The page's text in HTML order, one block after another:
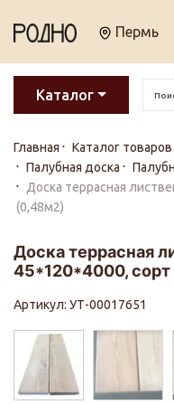
Пермь
Каталог
Главная Каталог товаров
Палубная доска
Доска террасная
(0,48м2)
Доска террасная
45*120*4000, сорт
Артикул: УТ-00017651